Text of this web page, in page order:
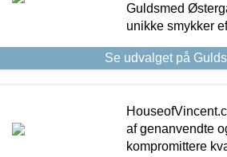
Guldsmed
unikke smykker
Se udvalget på
af genanvendte
kompromittere